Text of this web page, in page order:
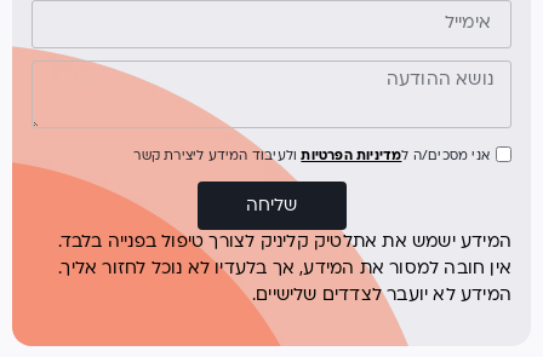
אני מסכים/ה למדיניות הפרטיותולעיבוד המידע ליצירת קשר
שליחה
המידע ישמש את אתלטיק קליניק לצורך טיפול בפנייה בלבד.
אין חובה למסור את המידע, אך בלעדיו לא נוכל לחזור אליך.
המידע לא יועבר לצדדים שלישיים.